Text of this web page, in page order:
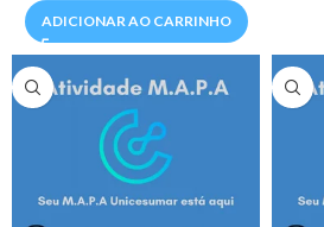
ADICIONAR AO CARRINHO